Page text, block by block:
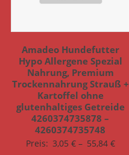
Amadeo Hundefutter
Hypo Allergene Spezial
Nahrung, Premium
Trockennahrung Strauß +
Kartoffel ohne
glutenhaltiges Getreide
4260374735878 –
4260374735748
Preis: 3,05 €– 55,84 €